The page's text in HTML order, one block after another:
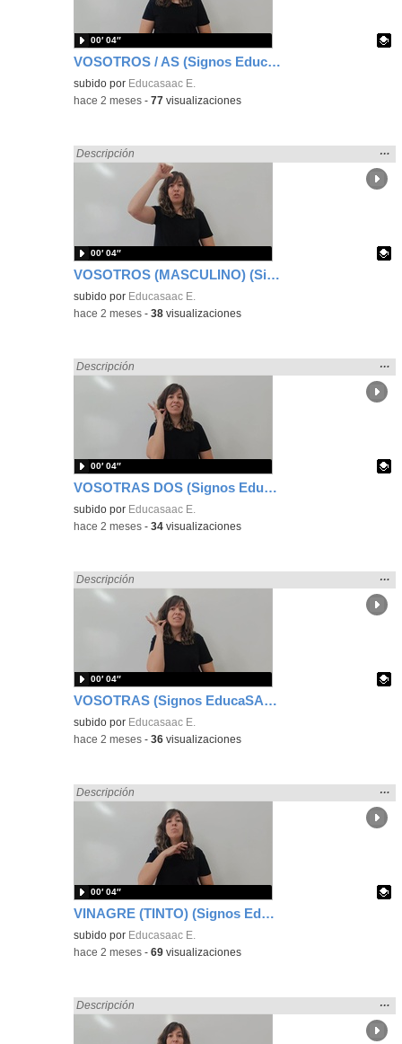
VOSOTROS / AS (Signos EducaSAAC)
Contenido educativo.
subido por Educasaac E.
00′ 04″
-hace 2 meses -77 visualizaciones
VOSOTROS (MASCULINO) (Signos EducaSAAC)
Encontrado «Español» en:
Descripción
la
…
Contenido educativo.
subido por Educasaac E.
00′ 04″
-hace 2 meses -38 visualizaciones
VOSOTRAS DOS (Signos EducaSAAC)
Encontrado «Español» en:
Descripción
la
…
Contenido educativo.
subido por Educasaac E.
00′ 04″
-hace 2 meses -34 visualizaciones
VOSOTRAS (Signos EducaSAAC)
Encontrado «Español» en:
Descripción
la
…
Contenido educativo.
subido por Educasaac E.
00′ 04″
-hace 2 meses -36 visualizaciones
VINAGRE (TINTO) (Signos EducaSAAC)
Encontrado «Español» en:
Descripción
la
…
Contenido educativo.
subido por Educasaac E.
00′ 04″
-hace 2 meses -69 visualizaciones
Encontrado «Español» en:
Descripción
la
…